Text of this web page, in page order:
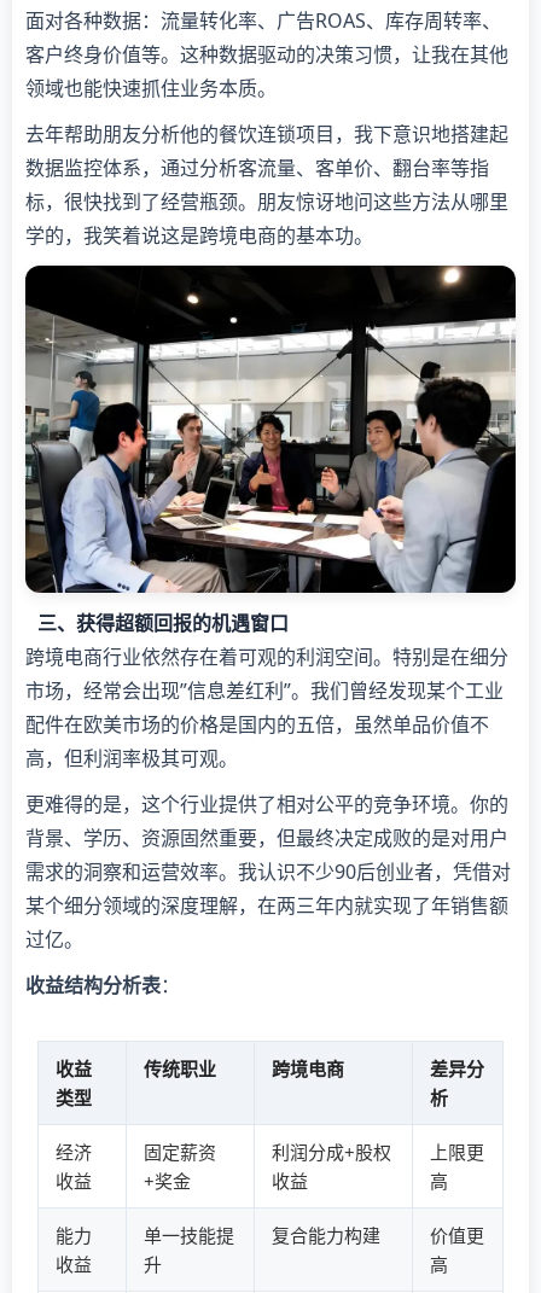
面对各种数据：流量转化率、广告ROAS、库存周转率、
客户终身价值等。这种数据驱动的决策习惯，让我在其他
领域也能快速抓住业务本质。
去年帮助朋友分析他的餐饮连锁项目，我下意识地搭建起
数据监控体系，通过分析客流量、客单价、翻台率等指
标，很快找到了经营瓶颈。朋友惊讶地问这些方法从哪里
学的，我笑着说这是跨境电商的基本功。
三、获得超额回报的机遇窗口
跨境电商行业依然存在着可观的利润空间。特别是在细分
市场，经常会出现”信息差红利”。我们曾经发现某个工业
配件在欧美市场的价格是国内的五倍，虽然单品价值不
高，但利润率极其可观。
更难得的是，这个行业提供了相对公平的竞争环境。你的
背景、学历、资源固然重要，但最终决定成败的是对用户
需求的洞察和运营效率。我认识不少90后创业者，凭借对
某个细分领域的深度理解，在两三年内就实现了年销售额
过亿。
​收益结构分析表​​：
收益
类型
传统职业 跨境电商
差异分
析
经济
收益
固定薪资
+奖金
利润分成+股权
收益
上限更
高
能力
收益
单一技能提
升
复合能力构建
价值更
高